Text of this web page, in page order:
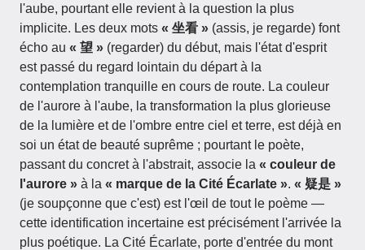
l'aube, pourtant elle revient à la question la plus
implicite. Les deux mots « 坐看 » (assis, je regarde) font
écho au « 望 » (regarder) du début, mais l'état d'esprit
est passé du regard lointain du départ à la
contemplation tranquille en cours de route. La couleur
de l'aurore à l'aube, la transformation la plus glorieuse
de la lumière et de l'ombre entre ciel et terre, est déjà en
soi un état de beauté suprême ; pourtant le poète,
passant du concret à l'abstrait, associe la « couleur de
l'aurore » à la « marque de la Cité Écarlate ». « 疑是 »
(je soupçonne que c'est) est l'œil de tout le poème —
cette identification incertaine est précisément l'arrivée la
plus poétique. La Cité Écarlate, porte d'entrée du mont